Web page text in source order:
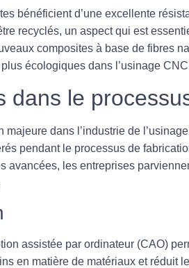
bénéficient d’une excellente
recyclés, un aspect qui est
composites à base de fibres
écologiques dans l’usinage
le
dans l’industrie de
pendant le processus de
avancées, les entreprises
assistée par ordinateur (CAO)
en matière de matériaux et réduit